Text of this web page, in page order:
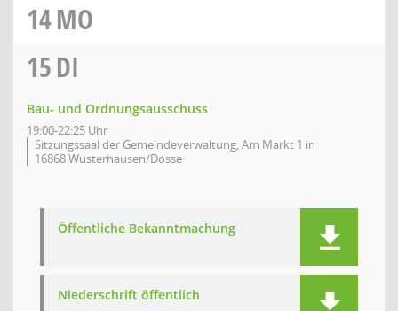
14MO
15DI
Bau- und Ordnungsausschuss
19:00-22:25 Uhr
Sitzungssaal der Gemeindeverwaltung, Am Markt 1 in
16868 Wusterhausen/Dosse
Öffentliche Bekanntmachung
Niederschrift öffentlich